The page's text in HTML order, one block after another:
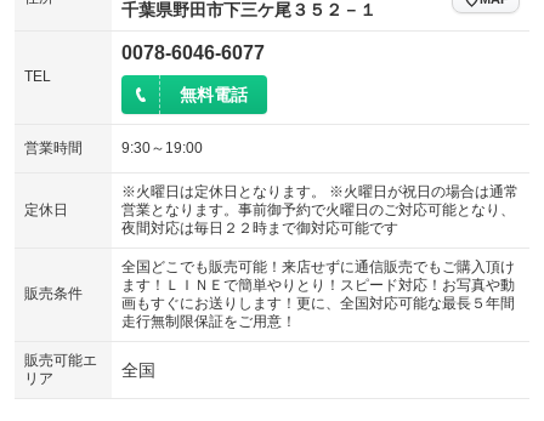
千葉県野田市下三ケ尾３５２－１
TEL
0078-6046-6077
無料電話
営業時間 9:30～19:00
定休日
※火曜日は定休日となります。 ※火曜日が祝日の場合は通常
営業となります。事前御予約で火曜日のご対応可能となり、
夜間対応は毎日２２時まで御対応可能です
販売条件
全国どこでも販売可能！来店せずに通信販売でもご購入頂け
ます！ＬＩＮＥで簡単やりとり！スピード対応！お写真や動
画もすぐにお送りします！更に、全国対応可能な最長５年間
走行無制限保証をご用意！
販売可能エ
リア
全国